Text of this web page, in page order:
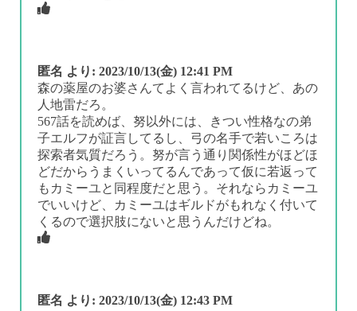
匿名 より: 2023/10/13(金) 12:41 PM
森の薬屋のお婆さんてよく言われてるけど、あの
人地雷だろ。
567話を読めば、努以外には、きつい性格なの弟
子エルフが証言してるし、弓の名手で若いころは
探索者気質だろう。努が言う通り関係性がほどほ
どだからうまくいってるんであって仮に若返って
もカミーユと同程度だと思う。それならカミーユ
でいいけど、カミーユはギルドがもれなく付いて
くるので選択肢にないと思うんだけどね。
匿名 より: 2023/10/13(金) 12:43 PM